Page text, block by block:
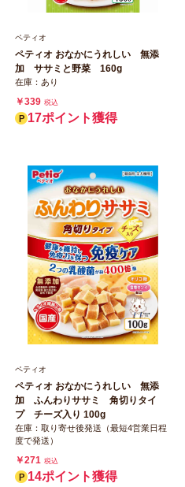
ペティオ
ペティオ おなかにうれしい 無添
加 ササミと野菜 160g
在庫：あり
￥339 税込
17ポイント獲得
ペティオ
ペティオ おなかにうれしい 無添
加 ふんわりササミ 角切りタイ
プ チーズ入り 100g
在庫：取り寄せ後発送（最短4営業日程
度で発送）
￥271 税込
14ポイント獲得